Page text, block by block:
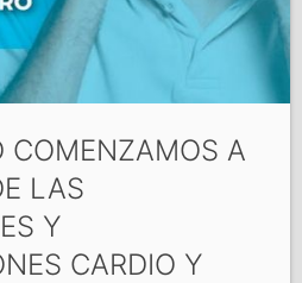
COMENZAMOS A
LAS
Y
CARDIO Y